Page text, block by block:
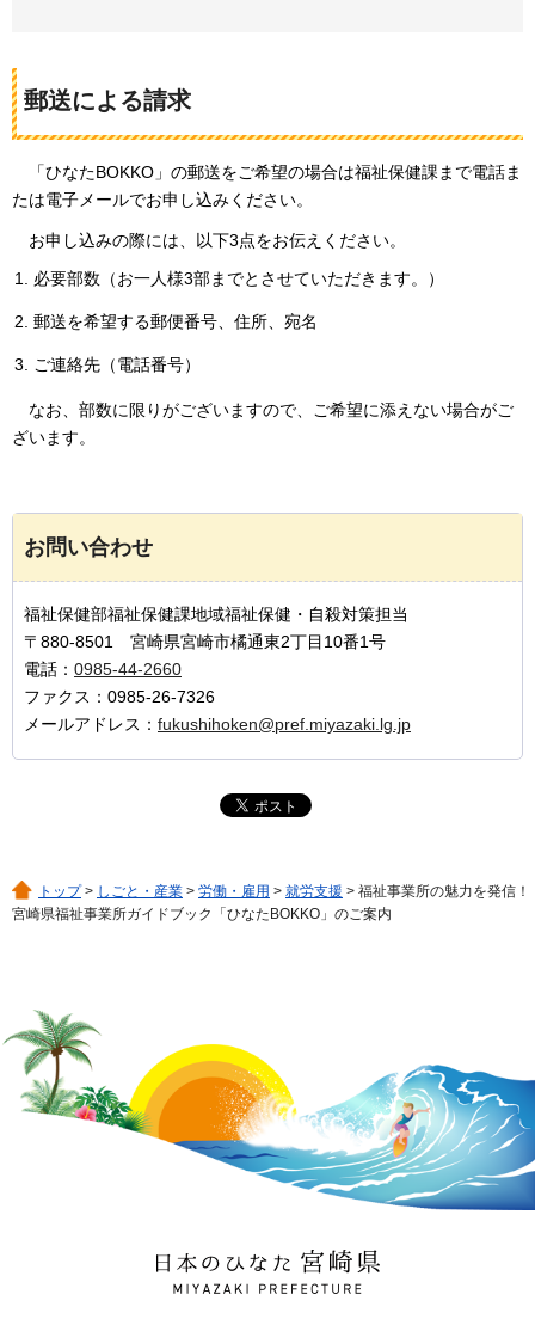
郵送による請求
「ひなたBOKKO」の郵送をご希望の場合は福祉保健課まで電話ま
たは電子メールでお申し込みください。
お申し込みの際には、以下3点をお伝えください。
必要部数（お一人様3部までとさせていただきます。）
郵送を希望する郵便番号、住所、宛名
ご連絡先（電話番号）
なお、 部数に限りがございますので、ご希望に添えない場合がご
ざいます。
お問い合わせ
福祉保健部福祉保健課地域福祉保健・自殺対策担当
〒880-8501 宮崎県宮崎市橘通東2丁目10番1号
電話： 0985-44-2660
ファクス：0985-26-7326
メールアドレス： fukushihoken@pref.miyazaki.lg.jp
トップ> しごと・産業 > 労働・雇用 > 就労支援 > 福祉事業所の魅力を発信！
宮崎県福祉事業所ガイドブック「ひなたBOKKO」のご案内
日本のひなた 宮崎県
MIYAZAKI PREFECTURE